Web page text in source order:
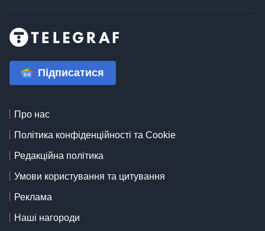
Підписатися
Про нас
Політика конфіденційності та Cookie
Редакційна політика
Умови користування та цитування
Реклама
Наші нагороди